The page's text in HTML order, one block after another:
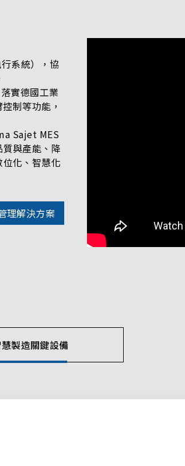
系統），協
實德國工業
制等功能，
Sajet MES
與產能、降
化、智慧化
理解決方案
製造關鍵設備